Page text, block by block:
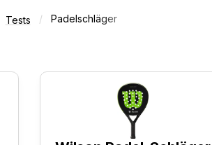
Tests Padelschläger